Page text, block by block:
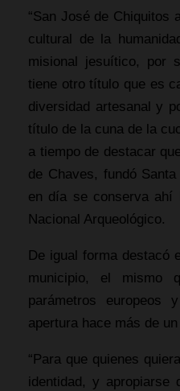
“San José de Chiquitos
cultural de la
misional jesuítico, por
tiene otro título que es
diversidad artesanal y
título de la cuna de la
a tiempo de destacar
de Chaves, fundó
en día se conserva ahí
Nacional Arqueológico.
De igual forma destacó
municipio, el mismo
parámetros europeos
apertura hace más de un
“Para que quienes
identidad, y apropiarse